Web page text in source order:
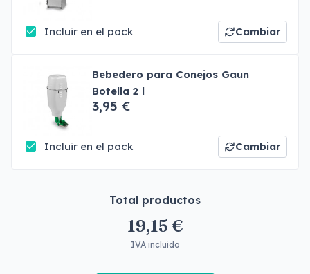
Incluir en el pack Cambiar
Bebedero para Conejos Gaun
Botella 2 l
3,95 €
Incluir en el pack Cambiar
Total productos
19,15 €
IVA incluido